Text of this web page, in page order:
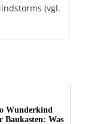
(vgl.
Wunderkind
Baukasten: Was